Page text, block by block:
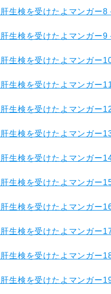
生検を受けたよマンガー8
生検を受けたよマンガー9
生検を受けたよマンガー
生検を受けたよマンガー
生検を受けたよマンガー
生検を受けたよマンガー
生検を受けたよマンガー
生検を受けたよマンガー
生検を受けたよマンガー
生検を受けたよマンガー
生検を受けたよマンガー
生検を受けたよマンガー